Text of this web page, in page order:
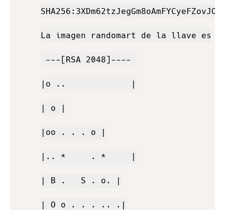
La imagen randomart de la llave es
---[RSA 2048]----
|o ..             |
| o |
|oo . . . o |
|.. *     . *     |
| B .   S . o. |
| O o . . . .. .|